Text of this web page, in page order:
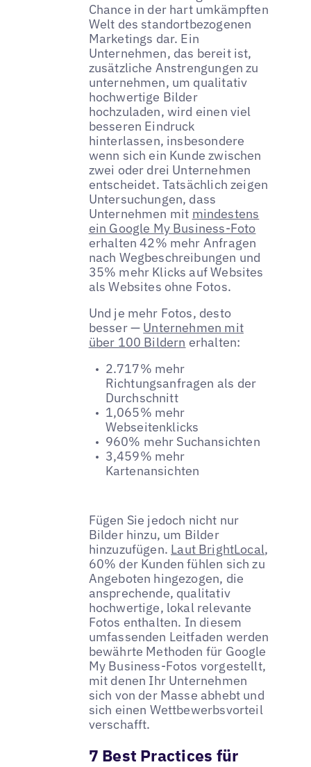
Chance in der hart umkämpften
Welt des standortbezogenen
Marketings dar. Ein
Unternehmen, das bereit ist,
zusätzliche Anstrengungen zu
unternehmen, um qualitativ
hochwertige Bilder
hochzuladen, wird einen viel
besseren Eindruck
hinterlassen, insbesondere
wenn sich ein Kunde zwischen
zwei oder drei Unternehmen
entscheidet. Tatsächlich zeigen
Untersuchungen, dass
Unternehmen mit mindestens
ein Google My Business-Foto
erhalten 42% mehr Anfragen
nach Wegbeschreibungen und
35% mehr Klicks auf Websites
als Websites ohne Fotos.
Und je mehr Fotos, desto
besser — Unternehmen mit
über 100 Bildern erhalten:
2.717% mehr
Richtungsanfragen als der
Durchschnitt
1,065% mehr
Webseitenklicks
960% mehr Suchansichten
3,459% mehr
Kartenansichten
Fügen Sie jedoch nicht nur
Bilder hinzu, um Bilder
hinzuzufügen. Laut BrightLocal,
60% der Kunden fühlen sich zu
Angeboten hingezogen, die
ansprechende, qualitativ
hochwertige, lokal relevante
Fotos enthalten. In diesem
umfassenden Leitfaden werden
bewährte Methoden für Google
My Business-Fotos vorgestellt,
mit denen Ihr Unternehmen
sich von der Masse abhebt und
sich einen Wettbewerbsvorteil
verschafft.
7 Best Practices für